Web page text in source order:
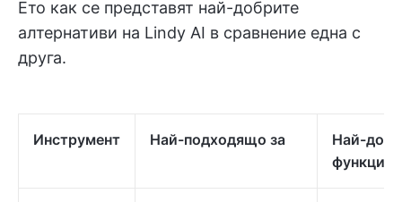
Ето как се представят най-добрите
алтернативи на Lindy AI в сравнение една с
друга.
Инструмент Най-подходящо за
Най-
функции